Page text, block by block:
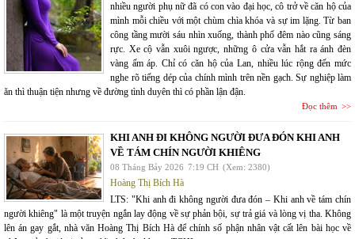
nhiều người phụ nữ đã có con vào đại học, cô trở về căn hộ của
mình mỗi chiều với một chùm chìa khóa và sự im lặng. Từ ban
công tầng mười sáu nhìn xuống, thành phố đêm nào cũng sáng
rực. Xe cộ vẫn xuôi ngược, những ô cửa vẫn hắt ra ánh đèn
vàng ấm áp. Chỉ có căn hộ của Lan, nhiều lúc rộng đến mức
nghe rõ tiếng dép của chính mình trên nền gạch. Sự nghiệp làm
ăn thì thuận tiện nhưng về đường tình duyên thì có phần lận đận.
Đọc thêm
KHI ANH ĐI KHÔNG NGƯỜI ĐƯA ĐÓN KHI ANH
VỀ TÁM CHÍN NGƯỜI KHIÊNG
08 Tháng Bảy 2026 7:19 CH (Xem: 2380)
Hoàng Thị Bích Hà
LTS: "Khi anh đi không người đưa đón – Khi anh về tám chín
người khiêng" là một truyện ngắn lay động về sự phản bội, sự trả giá và lòng vị tha. Không
lên án gay gắt, nhà văn Hoàng Thị Bích Hà để chính số phận nhân vật cất lên bài học về